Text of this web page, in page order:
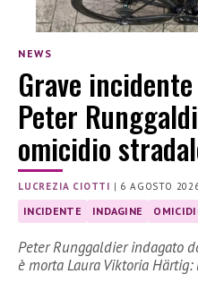
NEWS
Grave
Peter
omicidio
LUCREZIA CIOTTI | 6 AGOSTO
INCIDENTE INDAGINE
Peter Runggaldier indagato
è morta Laura Viktoria